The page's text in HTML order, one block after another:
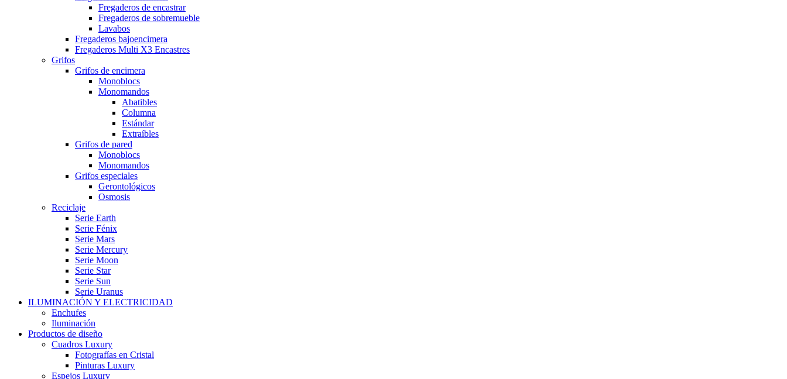
Fregaderos de encastrar
Fregaderos de sobremueble
Lavabos
Fregaderos bajoencimera
Fregaderos Multi X3 Encastres
Grifos
Grifos de encimera
Monoblocs
Monomandos
Abatibles
Columna
Estándar
Extraíbles
Grifos de pared
Monoblocs
Monomandos
Grifos especiales
Gerontológicos
Osmosis
Reciclaje
Serie Earth
Serie Fénix
Serie Mars
Serie Mercury
Serie Moon
Serie Star
Serie Sun
Serie Uranus
ILUMINACIÓN Y ELECTRICIDAD
Enchufes
Iluminación
Productos de diseño
Cuadros Luxury
Fotografías en Cristal
Pinturas Luxury
Espejos Luxury